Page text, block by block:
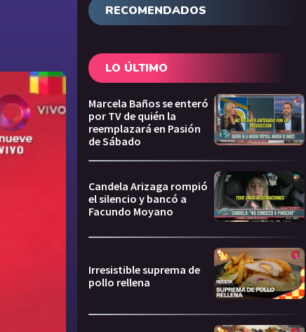
RECOMENDADOS
LO ÚLTIMO
Marcela Baños se enteró
por TV de quién la
reemplazará en Pasión
de Sábado
Candela Arizaga rompió
el silencio y bancó a
Facundo Moyano
Irresistible suprema de
pollo rellena